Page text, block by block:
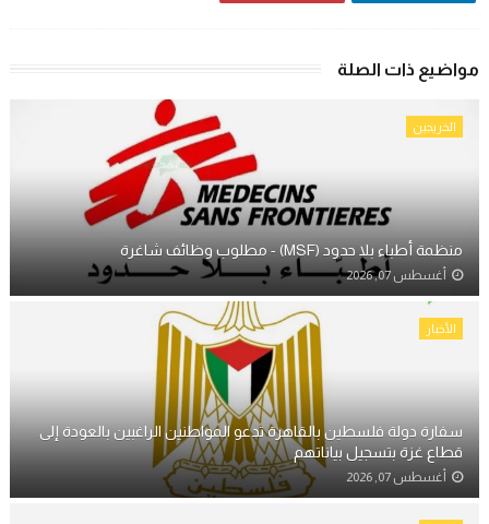
مواضيع ذات الصلة
الخريجين
منظمة أطباء بلا حدود (MSF) - مطلوب وظائف شاغرة
أغسطس 07, 2026
الأخبار
سفارة دولة فلسطين بالقاهرة تدعو المواطنين الراغبين بالعودة إلى
قطاع غزة بتسجيل بياناتهم
أغسطس 07, 2026